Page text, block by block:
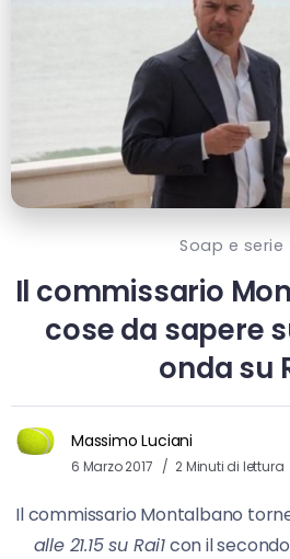
Soap e serie
Il commissario
cose da sapere
onda su
Massimo Luciani
6 Marzo 2017 2 Minuti di lettura
Il commissario Montalbano
alle 21.15 su Rai1con il